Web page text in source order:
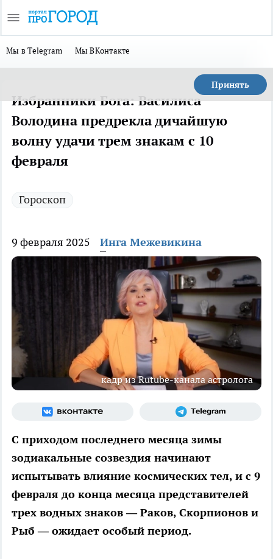
Мы в Telegram Мы ВКонтакте
Принять
Избранники Бога: Василиса
Володина предрекла дичайшую
волну удачи трем знакам с 10
февраля
Гороскоп
9 февраля 2025 Инга Межевикина
кадр из Rutube-канала астролога
С приходом последнего месяца зимы
зодиакальные созвездия начинают
испытывать влияние космических тел, и с 9
февраля до конца месяца представителей
трех водных знаков — Раков, Скорпионов и
Рыб — ожидает особый период.